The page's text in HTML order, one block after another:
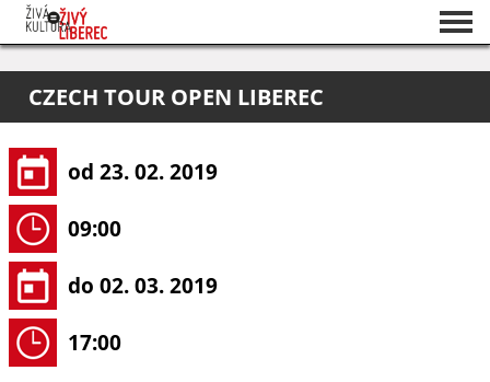
O projektu
Pořadatelé
CZECH TOUR OPEN LIBEREC
od 23. 02. 2019
09:00
do 02. 03. 2019
17:00